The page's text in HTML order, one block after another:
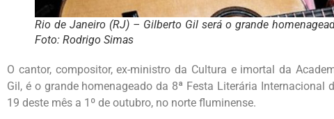
Rio de Janeiro (RJ) – Gilberto Gil será o grande
Foto: Rodrigo Simas
O cantor, compositor, ex-ministro da Cultura e imortal da
Gil, é o grande homenageado da 8ª Festa Literária Internacional
19 deste mês a 1º de outubro, no norte fluminense.